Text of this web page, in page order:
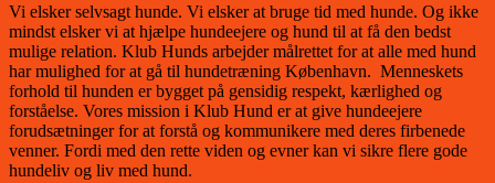
Vi elsker selvsagt hunde. Vi elsker at bruge tid med hunde. Og ikke
mindst elsker vi at hjælpe hundeejere og hund til at få den bedst
mulige relation. Klub Hunds arbejder målrettet for at alle med hund
har mulighed for at gå til hundetræning København. Menneskets
forhold til hunden er bygget på gensidig respekt, kærlighed og
forståelse. Vores mission i Klub Hund er at give hundeejere
forudsætninger for at forstå og kommunikere med deres firbenede
venner. Fordi med den rette viden og evner kan vi sikre flere gode
hundeliv og liv med hund.